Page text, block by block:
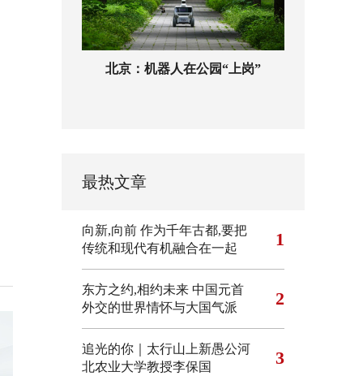
北京：机器人在公园“上岗”
最热文章
向新,向前 作为千年古都,要把
传统和现代有机融合在一起
1
东方之约,相约未来 中国元首
外交的世界情怀与大国气派
2
追光的你｜太行山上新愚公河
北农业大学教授李保国
3